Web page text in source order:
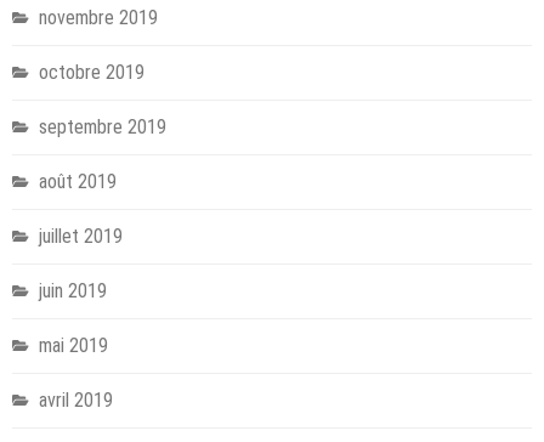
novembre 2019
octobre 2019
septembre 2019
août 2019
juillet 2019
juin 2019
mai 2019
avril 2019